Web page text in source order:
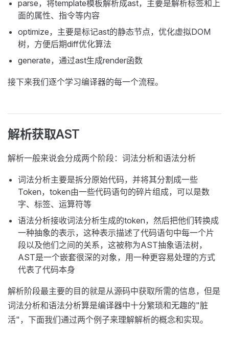
parse，将template模板解析成ast，主要是解析标签和上
面的属性、指令等内容
optimize，主要是标记ast的静态节点，优化虚拟DOM
树，方便后期diff优化算法
generate，通过ast生成render函数
接下来我们逐个学习编译器的每一个流程。
解析获取AST
解析一般来说会分成两个阶段：词法分析和语法分析
词法分析主要是拆分原始代码，并将其分割成一些
Token，token由一些代码语句的碎片组成，可以是数
字、标签、运算符等
语法分析接收词法分析生成的token，然后把他们转换成
一种抽象的表示，这种表示描述了代码语句中每一个片
段以及他们之间的关系，这被称为AST抽象语法树，
AST是一个嵌套很深的对象，用一种更容易处理的方式
代表了代码本身
解析阶段最主要的目的就是从源码中获取所需的信息，但是
词法分析和语法分析算是编译器中十分繁琐和无趣的"脏
活"，下面我们通过两个例子来理解解析的概念和实现。